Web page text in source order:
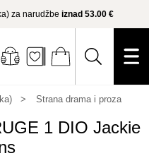
za narudžbe iznad 53.00 €
Strana drama i proza
1 DIO Jackie